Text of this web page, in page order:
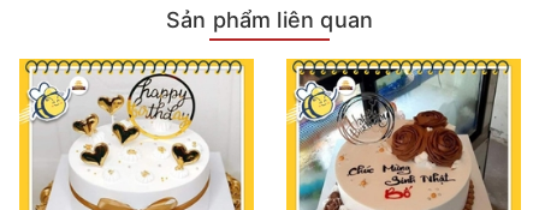
Sản phẩm liên quan